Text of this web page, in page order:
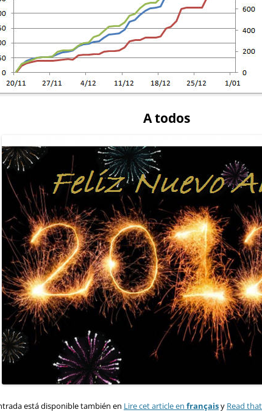
A todos
está disponible también en Lire cet article en françaisy Read